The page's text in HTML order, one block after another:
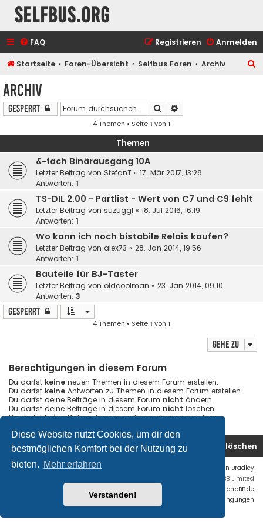
Diese Website nutzt Cookies, um dir den
bestmöglichen Komfort bei der Nutzung zu
bieten. Mehr erfahren
Verstanden!
selfbus.org
FAQ Anmelden
Registrieren
Startseite Foren-Übersicht Selfbus Foren Archiv
Archiv
Gesperrt Suche
4 Themen • Seite1 von 1
Themen
&-fach Binärausgang 10A
Letzter Beitrag von StefanT « 17. Mär 2017, 13:28
Antworten: 1
TS-DIL 2.00 - Partlist - Wert von C7 und C9 fehlt
Letzter Beitrag von suzuggl « 18. Jul 2016, 16:19
Antworten: 1
Wo kann ich noch bistabile Relais kaufen?
Letzter Beitrag von alex73 « 28. Jan 2014, 19:56
Antworten: 1
Bauteile für BJ-Taster
Letzter Beitrag von oldcoolman « 23. Jan 2014, 09:10
Antworten: 3
Gesperrt
4 Themen • Seite1 von 1
Gehe zu
Berechtigungen in diesem Forum
Du darfst keine neuen Themen in diesem Forum erstellen.
Du darfst keine Antworten zu Themen in diesem Forum erstellen.
Du darfst deine Beiträge in diesem Forum nicht ändern.
Du darfst deine Beiträge in diesem Forum nicht löschen.
Du darfstkeineDateianhänge in diesem Forum erstellen.
Startseite Foren-Übersicht Alle Cookies löschen
Ian Bradley
® Forum Software © phpBB Limited
phpBB.de
Nutzungsbedingungen